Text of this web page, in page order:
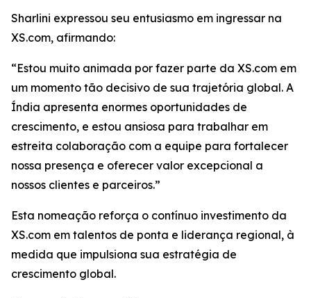
Sharlini expressou seu entusiasmo em ingressar na
XS.com, afirmando:
“Estou muito animada por fazer parte da XS.com em
um momento tão decisivo de sua trajetória global. A
Índia apresenta enormes oportunidades de
crescimento, e estou ansiosa para trabalhar em
estreita colaboração com a equipe para fortalecer
nossa presença e oferecer valor excepcional a
nossos clientes e parceiros.”
Esta nomeação reforça o contínuo investimento da
XS.com em talentos de ponta e liderança regional, à
medida que impulsiona sua estratégia de
crescimento global.